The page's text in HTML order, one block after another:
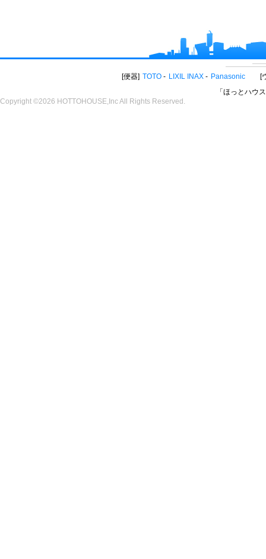
便器 TOTO LIXIL INAX Panasonic
「ほっとハウ
Copyright ©2026 HOTTOHOUSE,Inc All Rights Reserved.